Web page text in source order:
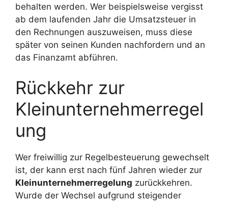
behalten werden. Wer beispielsweise vergisst
ab dem laufenden Jahr die Umsatzsteuer in
den Rechnungen auszuweisen, muss diese
später von seinen Kunden nachfordern und an
das Finanzamt abführen.
Rückkehr zur
Kleinunternehmerregel
ung
Wer freiwillig zur Regelbesteuerung gewechselt
ist, der kann erst nach fünf Jahren wieder zur
Kleinunternehmerregelung zurückkehren.
Wurde der Wechsel aufgrund steigender